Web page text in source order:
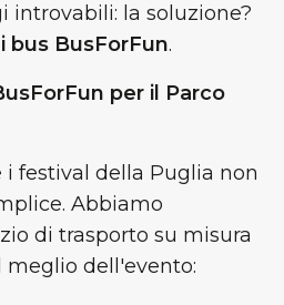
introvabili: la soluzione?
bus BusForFun.
per il Parco
festival della Puglia non
Abbiamo
di trasporto su misura
dell'evento: